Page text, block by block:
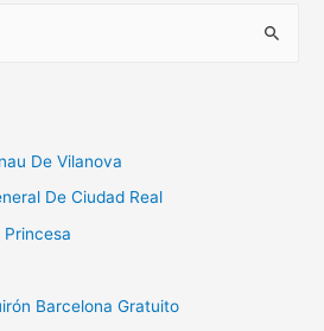
De Vilanova
De Ciudad Real
Barcelona Gratuito